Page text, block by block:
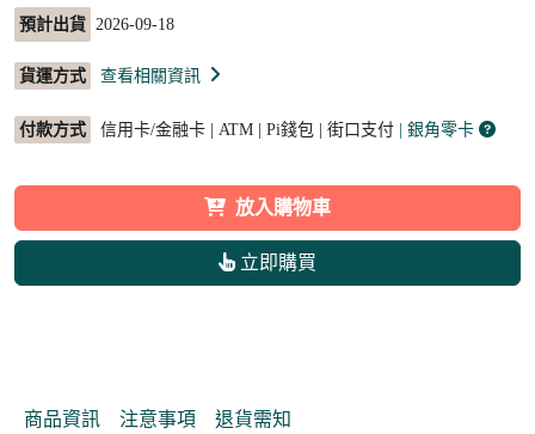
預計出貨 2026-09-18
貨運方式 查看相關資訊
付款方式 信用卡/金融卡 | ATM | Pi錢包 | 街口支付 | 銀角零卡
放入購物車
立即購買
商品資訊 注意事項 退貨需知